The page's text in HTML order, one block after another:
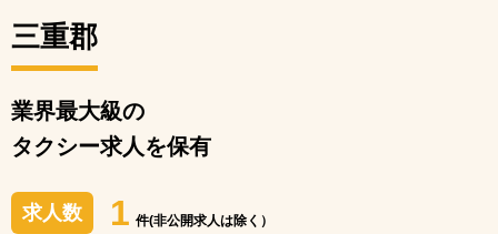
三重郡
業界最大級の
タクシー求人を保有
求人数 1 件(非公開求人は除く）